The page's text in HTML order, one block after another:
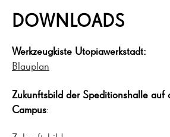
DOWNLOADS
Werkzeugkiste Utopiawerkstadt:
Blauplan
Zukunftsbild der Speditionshalle auf
Campus: